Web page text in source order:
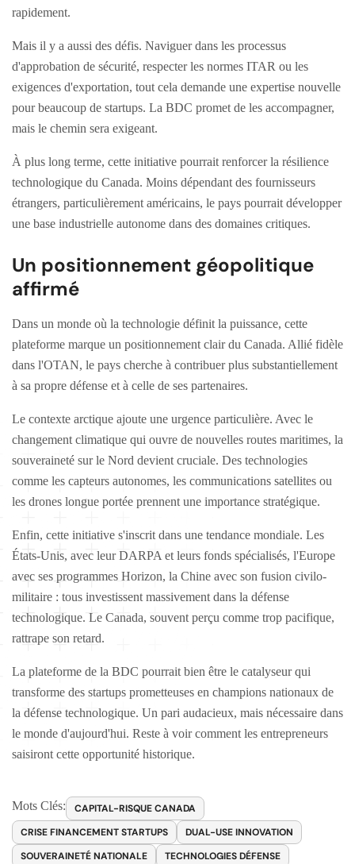
rapidement.
Mais il y a aussi des défis. Naviguer dans les processus
d'approbation de sécurité, respecter les normes ITAR ou les
exigences d'exportation, tout cela demande une expertise nouvelle
pour beaucoup de startups. La BDC promet de les accompagner,
mais le chemin sera exigeant.
À plus long terme, cette initiative pourrait renforcer la résilience
technologique du Canada. Moins dépendant des fournisseurs
étrangers, particulièrement américains, le pays pourrait développer
une base industrielle autonome dans des domaines critiques.
Un positionnement géopolitique
affirmé
Dans un monde où la technologie définit la puissance, cette
plateforme marque un positionnement clair du Canada. Allié fidèle
dans l'OTAN, le pays cherche à contribuer plus substantiellement
à sa propre défense et à celle de ses partenaires.
Le contexte arctique ajoute une urgence particulière. Avec le
changement climatique qui ouvre de nouvelles routes maritimes, la
souveraineté sur le Nord devient cruciale. Des technologies
comme les capteurs autonomes, les communications satellites ou
les drones longue portée prennent une importance stratégique.
Enfin, cette initiative s'inscrit dans une tendance mondiale. Les
États-Unis, avec leur DARPA et leurs fonds spécialisés, l'Europe
avec ses programmes Horizon, la Chine avec son fusion civilo-
militaire : tous investissent massivement dans la défense
technologique. Le Canada, souvent perçu comme trop pacifique,
rattrape son retard.
La plateforme de la BDC pourrait bien être le catalyseur qui
transforme des startups prometteuses en champions nationaux de
la défense technologique. Un pari audacieux, mais nécessaire dans
le monde d'aujourd'hui. Reste à voir comment les entrepreneurs
saisiront cette opportunité historique.
Mots Clés:
CAPITAL-RISQUE CANADA
CRISE FINANCEMENT STARTUPS
DUAL-USE INNOVATION
SOUVERAINETÉ NATIONALE
TECHNOLOGIES DÉFENSE